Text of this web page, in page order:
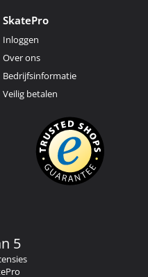
SkatePro
Inloggen
Over ons
Bedrijfsinformatie
Veilig betalen
5